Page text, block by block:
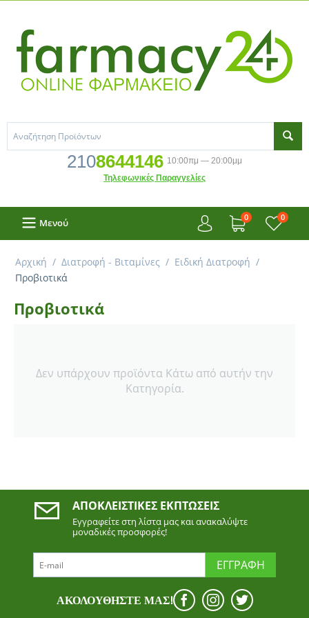
2108644146 10:00πμ — 20:00μμ
Τηλεφωνικές Παραγγελίες
Μενού 0 0
Αρχική / Διατροφή - Βιταμίνες / Ειδική Διατροφή /
Προβιοτικά
Προβιοτικά
Δεν υπάρχουν προϊόντα Κάτω από αυτήν την
Κατηγορία.
ΑΠΟΚΛΕΙΣΤΙΚΈΣ ΕΚΠΤΏΣΕΙΣ
Εγγραφείτε στη λίστα μας και ανακαλύψτε
μοναδικές προσφορές!
ΕΓΓΡΑΦΉ
ΑΚΟΛΟΥΘΉΣΤΕ ΜΑΣ!